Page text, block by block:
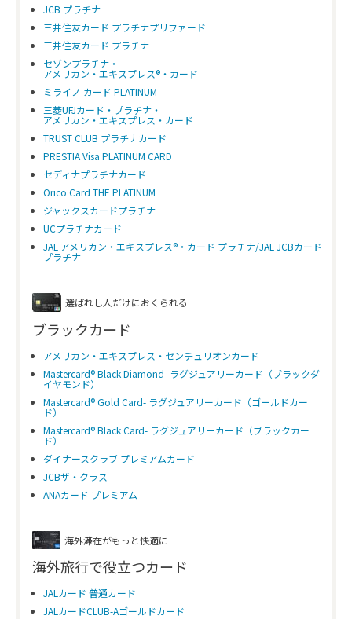
JCB プラチナ
三井住友カード プラチナプリファード
三井住友カード プラチナ
セゾンプラチナ・
アメリカン・エキスプレス®・カード
ミライノ カード PLATINUM
三菱UFJカード・プラチナ・
アメリカン・エキスプレス・カード
TRUST CLUB プラチナカード
PRESTIA Visa PLATINUM CARD
セディナプラチナカード
Orico Card THE PLATINUM
ジャックスカードプラチナ
UCプラチナカード
JAL アメリカン・エキスプレス®・カード プラチナ/JAL JCBカード
プラチナ
選ばれし人だけにおくられる
ブラックカード
アメリカン・エキスプレス・センチュリオンカード
Mastercard® Black Diamond- ラグジュアリーカード（ブラックダ
イヤモンド）
Mastercard® Gold Card- ラグジュアリーカード（ゴールドカー
ド）
Mastercard® Black Card- ラグジュアリーカード（ブラックカー
ド）
ダイナースクラブ プレミアムカード
JCBザ・クラス
ANAカード プレミアム
海外滞在がもっと快適に
海外旅行で役立つカード
JALカード 普通カード
JALカードCLUB-Aゴールドカード